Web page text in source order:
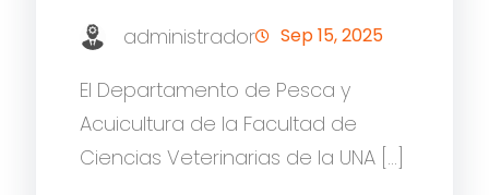
administrador Sep 15, 2025
El Departamento de Pesca y
Acuicultura de la Facultad de
Ciencias Veterinarias de la UNA […]